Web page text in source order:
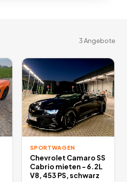
3Angebote
SPORTWAGEN
Chevrolet Camaro SS
Cabrio mieten - 6.2L
V8, 453 PS, schwarz